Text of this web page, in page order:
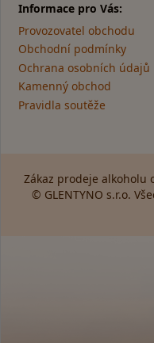
Informace pro Vás:
Provozovatel obchodu
Obchodní podmínky
Ochrana osobních údajů
Kamenný obchod
Pravidla soutěže
Zákaz prodeje alkoholu
© GLENTYNO s.r.o.